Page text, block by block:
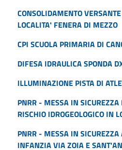
CONSOLIDAMENTO
LOCALITA' FENERA DI MEZZO
CPI SCUOLA PRIMARIA DI
DIFESA IDRAULICA SPONDA
ILLUMINAZIONE PISTA DI
PNRR - MESSA IN SICUREZZA
RISCHIO IDROGEOLOGICO IN
PNRR - MESSA IN SICUREZZA
INFANZIA VIA ZOIA E